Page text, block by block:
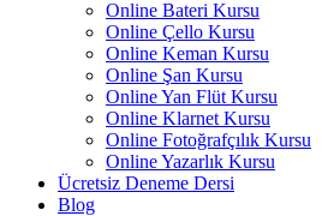
Online Bateri Kursu
Online Çello Kursu
Online Keman Kursu
Online Şan Kursu
Online Yan Flüt Kursu
Online Klarnet Kursu
Online Fotoğrafçılık Kursu
Online Yazarlık Kursu
Ücretsiz Deneme Dersi
Blog